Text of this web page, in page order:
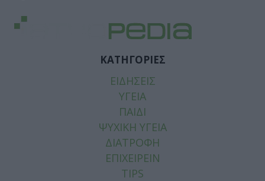
ΚΑΤΗΓΟΡΙΕΣ
ΕΙΔΗΣΕΙΣ
ΥΓΕΙΑ
ΠΑΙΔΙ
ΨΥΧΙΚΗ ΥΓΕΙΑ
ΔΙΑΤΡΟΦΗ
ΕΠΙΧΕΙΡΕΙΝ
TIPS